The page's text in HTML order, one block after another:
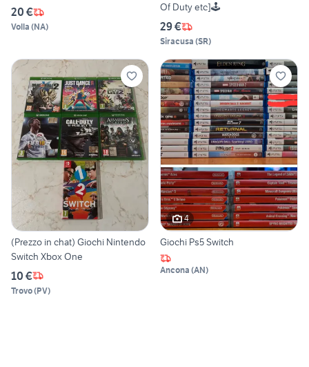
20 €
Volla (NA)
Of Duty etc]🕹️
29 €
Siracusa (SR)
(Prezzo in chat) Giochi Nintendo
Switch Xbox One
10 €
Trovo(PV)
4
Giochi Ps5 Switch
Ancona (AN)